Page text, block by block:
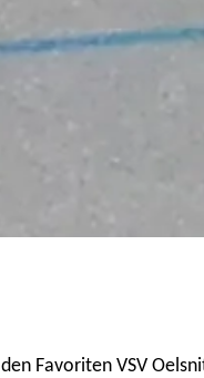
Favoriten VSV